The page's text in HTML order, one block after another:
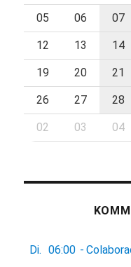
05 06 07
12 13 14
19 20 21
26 27 28
02 03 04
Di. 06:00 -